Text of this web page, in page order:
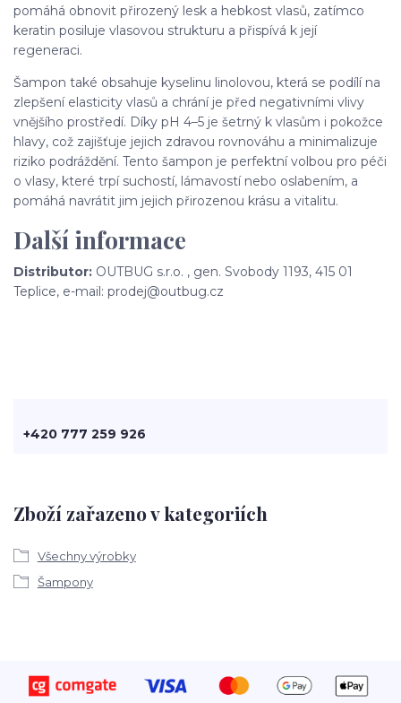
pomáhá obnovit přirozený lesk a hebkost vlasů, zatímco
keratin posiluje vlasovou strukturu a přispívá k její
regeneraci.
Šampon také obsahuje kyselinu linolovou, která se podílí na
zlepšení elasticity vlasů a chrání je před negativními vlivy
vnějšího prostředí. Díky pH 4–5 je šetrný k vlasům i pokožce
hlavy, což zajišťuje jejich zdravou rovnováhu a minimalizuje
riziko podráždění. Tento šampon je perfektní volbou pro péči
o vlasy, které trpí suchostí, lámavostí nebo oslabením, a
pomáhá navrátit jim jejich přirozenou krásu a vitalitu.
Další informace
Distributor: OUTBUG s.r.o. , gen. Svobody 1193, 415 01
Teplice, e-mail: prodej@outbug.cz
Zboží zařazeno v kategoriích
Všechny výrobky
Šampony
+420 777 259 926